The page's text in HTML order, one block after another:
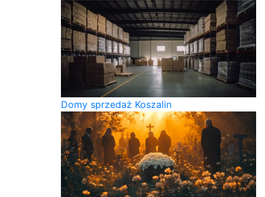
Domy sprzedaż Koszalin